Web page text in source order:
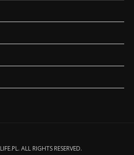
ALL RIGHTS RESERVED.